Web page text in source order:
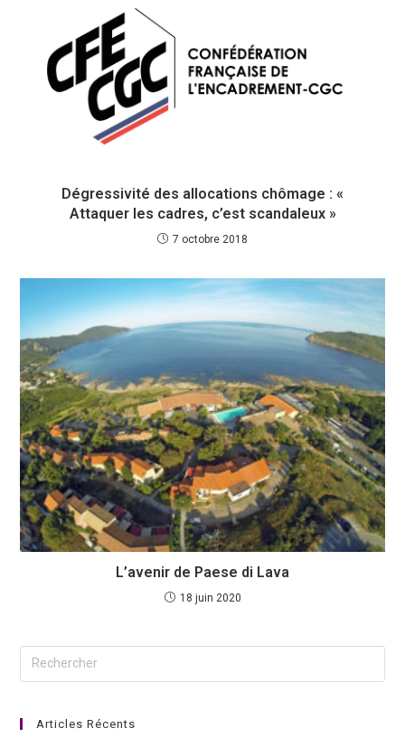
Dégressivité des allocations chômage : «
Attaquer les cadres, c’est scandaleux »
7 octobre 2018
L’avenir de Paese di Lava
18 juin 2020
Articles Récents